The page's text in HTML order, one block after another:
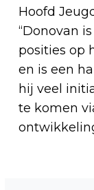
Hoofd
“Donovan
posities op
en is een
hij veel
te komen